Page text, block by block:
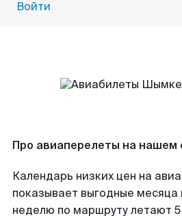
Войти
Про авиаперелеты на нашем
Календарь низких цен на
показывает выгодные месяца
неделю по маршруту летают